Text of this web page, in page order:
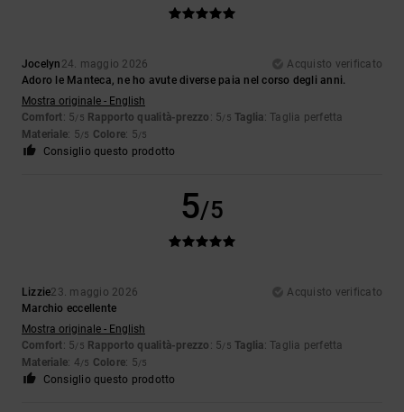
Jocelyn 24. maggio 2026
Acquisto verificato
Adoro le Manteca, ne ho avute diverse paia nel corso degli anni.
Mostra originale - English
Comfort: 5/5 Rapporto qualità-prezzo : 5/5 Taglia: Taglia perfetta
Materiale: 5/5 Colore: 5/5
Consiglio questo prodotto
5/5
Lizzie23. maggio 2026
Acquisto verificato
Marchio eccellente
Mostra originale - English
Comfort: 5/5 Rapporto qualità-prezzo : 5/5 Taglia: Taglia perfetta
Materiale: 4/5 Colore: 5/5
Consiglio questo prodotto